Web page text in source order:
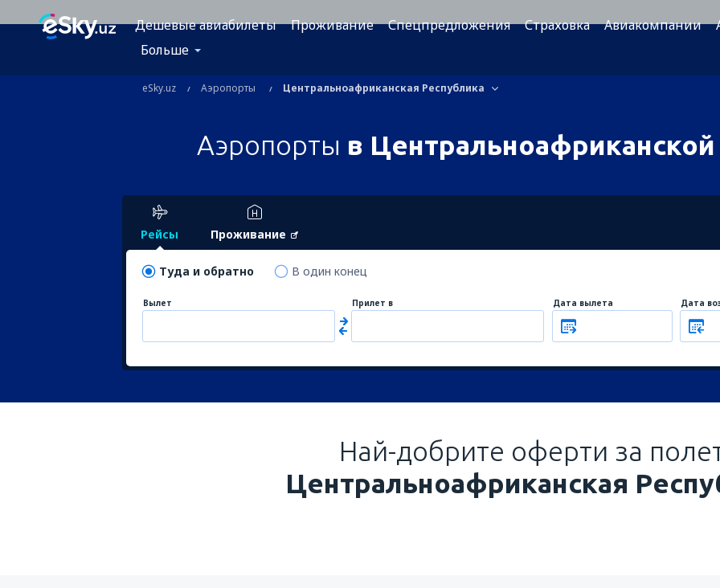
Дешевые авиабилеты Проживание Спецпредложения Страховка Авиакомпании
Больше
eSky.uz Аэропорты Центральноафриканская Республика
Аэропорты в
Рейсы Проживание
Туда и обратно В один конец
Вылет Прилет в Дата вылета Дата
Най-добрите оферти за
Центральноафриканская